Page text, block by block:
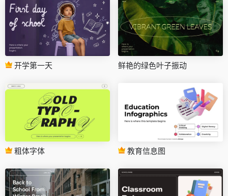
开学第一天 鲜艳的绿色叶子振动
粗体字体 教育信息图